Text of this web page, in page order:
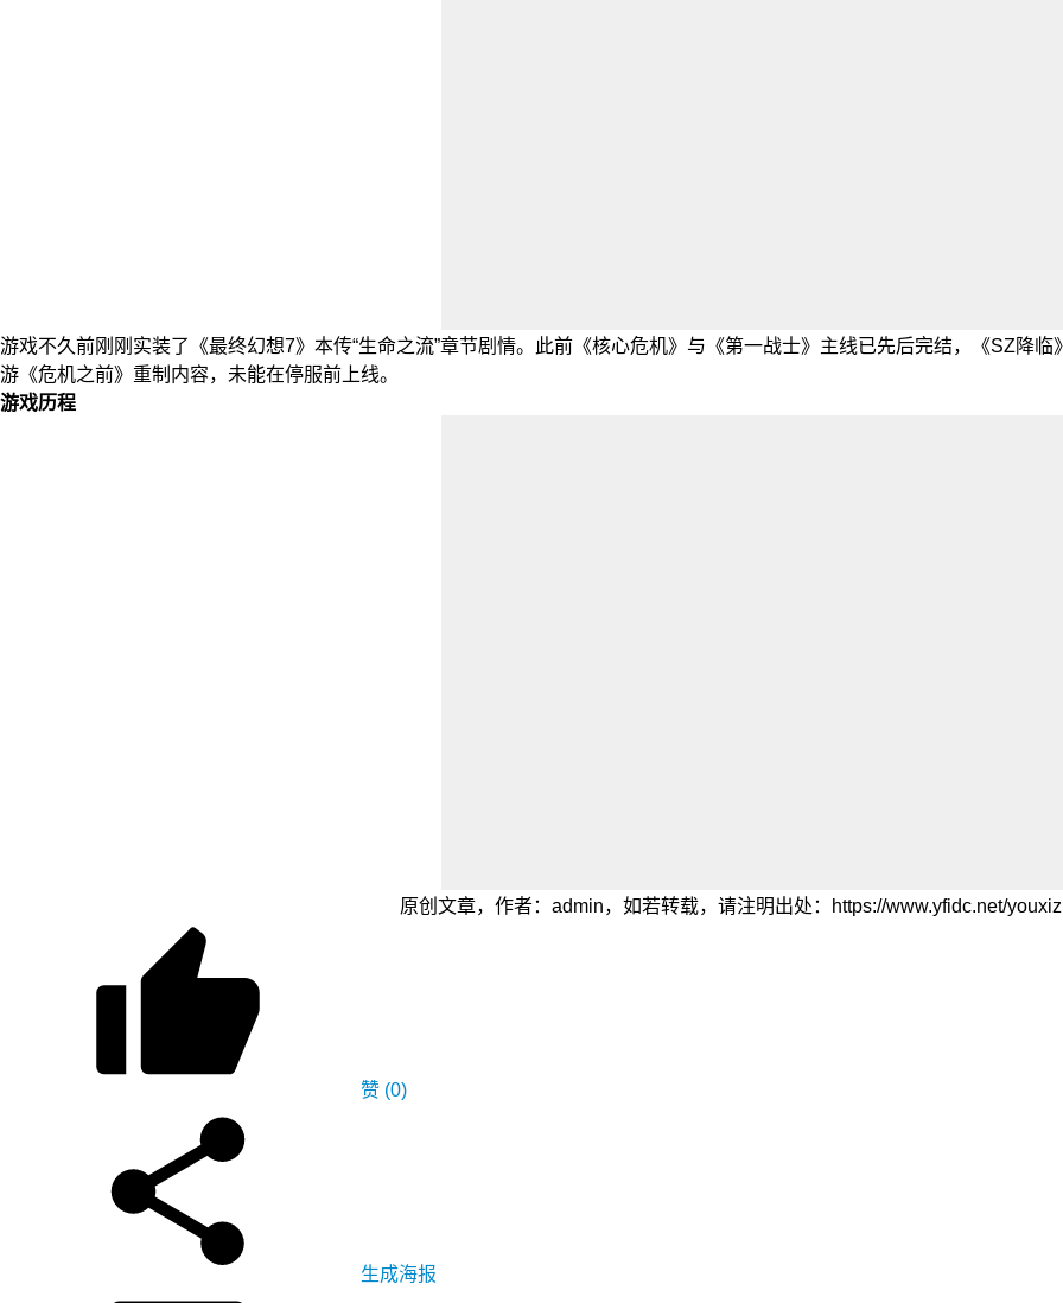
游戏不久前刚刚实装了《最终幻想7》本传“生命之流”章节剧情。此前《核心危机》与《第一战士》主线已先后完结，《SZ降
游《危机之前》重制内容，未能在停服前上线。
游戏历程
原创文章，作者：admin，如若转载，请注明出处：https://www.yfidc.net/
赞 (0)
生成海报